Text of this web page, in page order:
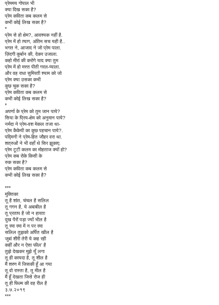
प्रेममय गोपाल भी
क्या दिख सका है?
प्रेम कविता कब कलम से
कभी कोई लिख सका है?
*
प्रेम से हो क्षेम?, आवश्यक नहीं है.
प्रेम में हो त्याग, अंतिम सच यही है..
भगत ने, आजाद ने जो प्रेम पाला.
ज़िंदगी कुर्बान की, देकर उजाला.
कहो मीरां की करोगे याद क्या तुम
प्रेम में हो मस्त पीती गरल-प्याला.
और वह राधा सुमिरती श्याम को जो
प्रेम क्या उसका कभी
कुछ चुक सका है?
प्रेम कविता कब कलम से
कभी कोई लिख सका है?
*
अपर्णा के प्रेम को तुम जान पाये?
सिया के प्रिय-क्षेम को अनुमान पाये?
नर्मदा ने प्रेम-वश मेकल तजा था-
प्रेम कैकेयी का कुछ पहचान पाये?.
पद्मिनी ने प्रेम-हित जौहर वरा था.
शत्रुओं ने भी वहाँ थे सिर झुकाए.
प्रेम टूटी कलम का मोहताज क्यों हो?
प्रेम कब रोके किसी के
रुक सका है?
प्रेम कविता कब कलम से
कभी कोई लिख सका है?
***
मुक्तिका
तू है शांत, चंचल है सलिल
तू गगन है, ये अबाबील है
तू प्रताप है जो न हारता
दुख पैरों पड़ा ज्यों भील है
तू रमा रमा में न पर रमा
सलिल तुझको अर्पित खील है
जुबां शीरी तेरी ये कह रही
कहीं और न ऐसा फील' है
तुझे देखकर मुझे यूँ लगा
तू ही कायदा है, तू शील है
मैं शरण में जिसकी हूँ आ गया
तू वो रास्ता है, तू मील है
मैं हूँ देखता जिसे रोज ही
तू ही फिल्म की वह रील है
३.७.२०१९
***